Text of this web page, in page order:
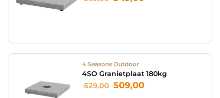
4 Seasons Outdoor
4SO Granietplaat 180kg
529,00 509,00